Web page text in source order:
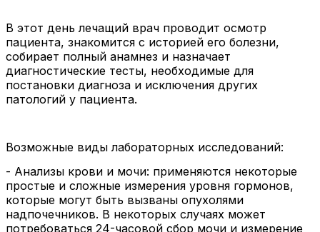
В этот день лечащий врач проводит осмотр
пациента, знакомится с историей его болезни,
собирает полный анамнез и назначает
диагностические тесты, необходимые для
постановки диагноза и исключения других
патологий у пациента.
Возможные виды лабораторных исследований:
- Анализы крови и мочи: применяются некоторые
простые и сложные измерения уровня гормонов,
которые могут быть вызваны опухолями
надпочечников. В некоторых случаях может
потребоваться 24-часовой сбор мочи и измерение